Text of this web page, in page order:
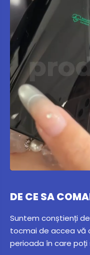
DE CE SA
Suntem conștienți
tocmai de accea vă
perioada în care